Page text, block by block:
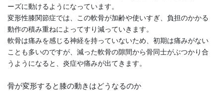
ーズに動けるようになっています。
変形性膝関節症では、この軟骨が加齢や使いすぎ、負担のかかる
動作の積み重ねによってすり減っていきます。
軟骨は痛みを感じる神経を持っていないため、初期は痛みがない
ことも多いのですが、減った軟骨の隙間から骨同士がぶつかり合
うようになると、炎症や痛みが出てきます。
骨が変形すると膝の動きはどうなるのか